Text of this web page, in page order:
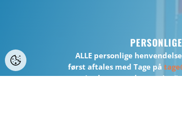
ALLE personlige
først aftales med Tage på
jeg kan være kortvarigt